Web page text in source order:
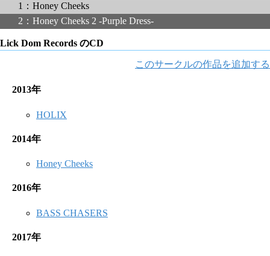
1：Honey Cheeks
2：Honey Cheeks 2 -Purple Dress-
Lick Dom Records のCD
このサークルの作品を追加する
2013年
HOLIX
2014年
Honey Cheeks
2016年
BASS CHASERS
2017年